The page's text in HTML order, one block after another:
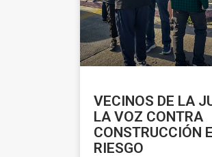
VECINOS DE LA
LA VOZ CONTRA
CONSTRUCCIÓN
RIESGO